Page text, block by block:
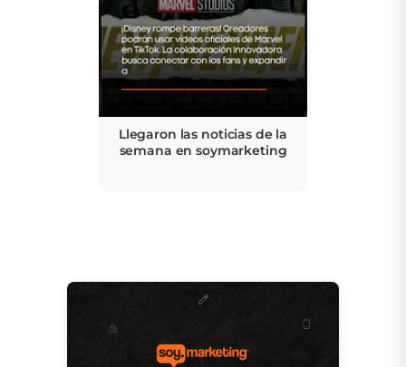
Llegaron las noticias de la
semana en soymarketing